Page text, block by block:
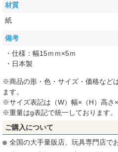
材質
紙
備考
・仕様：幅15ｍｍ×5ｍ
・日本製
※商品の形・色・サイズ・価格など
ます。
※サイズ表記は（W）幅×（H）高さ
※重量はg表記で統一しております。
ご購入について
全国の大手量販店、玩具専門店で